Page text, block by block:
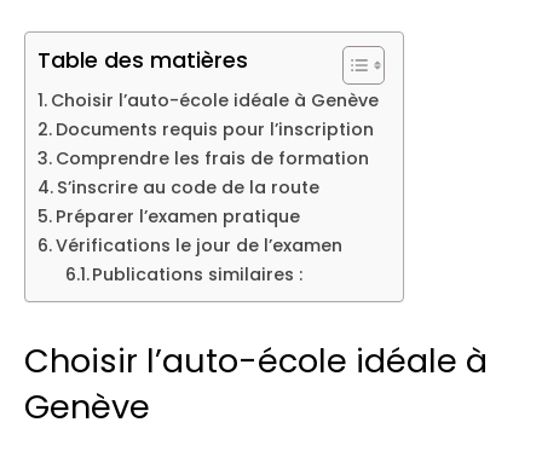
Table des matières
Choisir l’auto-école idéale à Genève
Documents requis pour l’inscription
Comprendre les frais de formation
S’inscrire au code de la route
Préparer l’examen pratique
Vérifications le jour de l’examen
Publications similaires :
Choisir l’auto-école idéale à
Genève